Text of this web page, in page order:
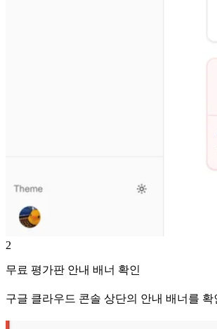
2
무료 평가판 안내 배너 확인
구글 클라우드 콘솔 상단의 안내 배너를 확